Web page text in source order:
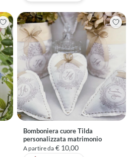
Bomboniera cuore Tilda
personalizzata matrimonio
A partire da € 10,00